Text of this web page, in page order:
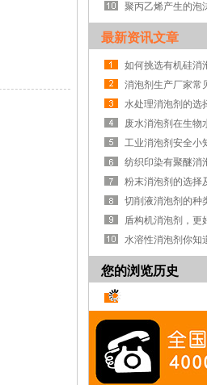
最新资讯文章
如何挑选有机硅消
消泡剂生产厂家常
水处理消泡剂的选
废水消泡剂在生物
工业消泡剂安全小
纺织印染有聚醚消
粉末消泡剂的选择
水溶性消泡剂你知
您的浏览历史